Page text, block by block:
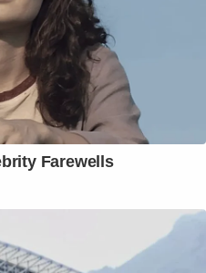
Farewells